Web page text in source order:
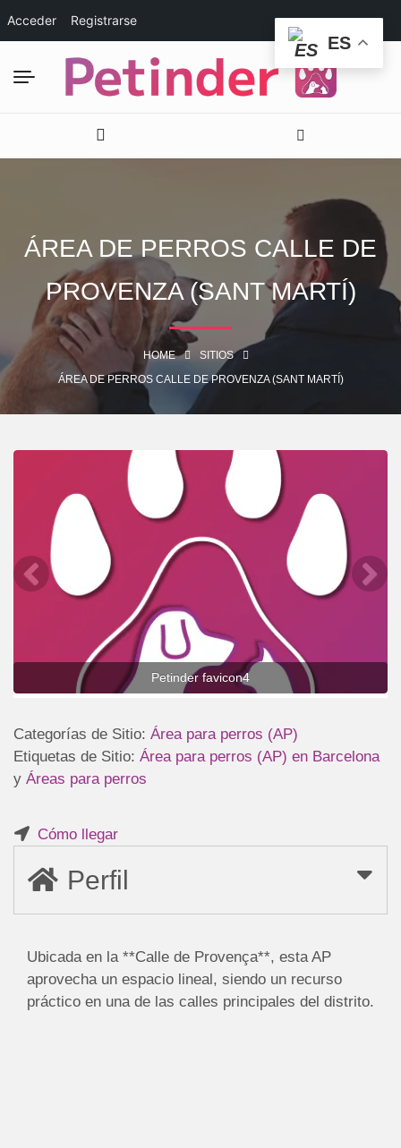
Acceder Registrarse
ÁREA DE PERROS CALLE DE
PROVENZA (SANT MARTÍ)
HOME
SITIOS
ÁREA DE PERROS CALLE DE PROVENZA (SANT MARTÍ)
Petinder favicon4
Categorías de Sitio: Área para perros (AP)
Etiquetas de Sitio: Área para perros (AP) en Barcelona
y Áreas para perros
Cómo llegar
Perfil
Ubicada en la **Calle de Provença**, esta AP
aprovecha un espacio lineal, siendo un recurso
práctico en una de las calles principales del distrito.
ES